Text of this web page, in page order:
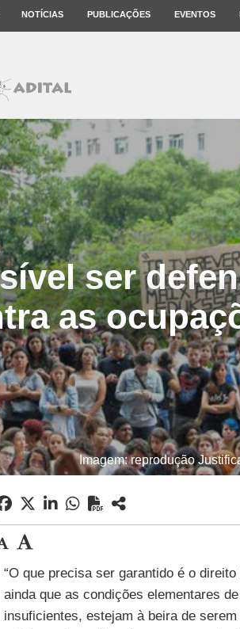
NOTÍCIAS PUBLICAÇÕES EVENTOS
ser
as
Imagem: reprodução
“O que precisa ser garantido é o
ainda que as condições elementares
insuficientes, estejam à beira de